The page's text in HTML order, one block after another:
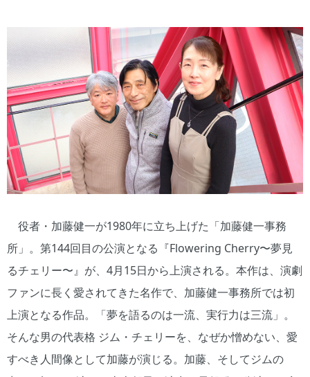
役者・加藤健一が1980年に立ち上げた「加藤健一事務
所」。第144回目の公演となる『Flowering Cherry〜夢見
るチェリー〜』が、4月15日から上演される。本作は、演劇
ファンに長く愛されてきた名作で、加藤健一事務所では初
上演となる作品。「夢を語るのは一流、実行力は三流」。
そんな男の代表格 ジム・チェリーを、なぜか憎めない、愛
すべき人間像として加藤が演じる。加藤、そしてジムの